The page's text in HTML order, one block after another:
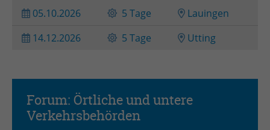
05.10.2026 5 Tage
Lauingen
14.12.2026
5 Tage Utting
Forum: Örtliche und untere
Verkehrsbehörden